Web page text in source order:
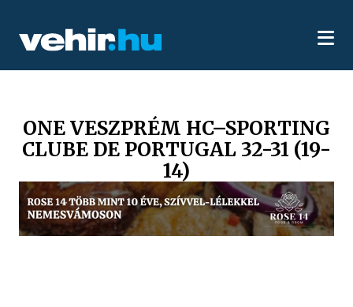
ONE VESZPRÉM HC–SPORTING
CLUBE DE PORTUGAL 32-31 (19-
14)